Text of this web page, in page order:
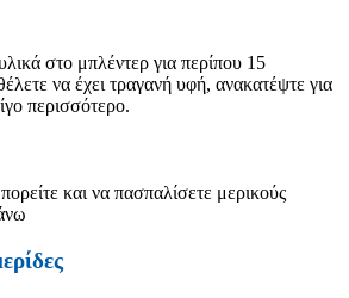
στο μπλέντερ για περίπου 15
να έχει τραγανή υφή, ανακατέψτε για
περισσότερο.
και να πασπαλίσετε μερικούς